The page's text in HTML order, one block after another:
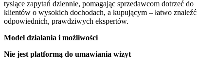
tysiące zapytań dziennie, pomagając sprzedawcom dotrzeć do
klientów o wysokich dochodach, a kupującym – łatwo znaleźć
odpowiednich, prawdziwych ekspertów.
Model działania i możliwości
Nie jest platformą do umawiania wizyt